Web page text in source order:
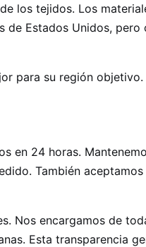
los tejidos. Los
de Estados Unidos, pero
para su región objetivo.
en 24 horas.
También aceptamos
Nos encargamos de
Esta transparencia